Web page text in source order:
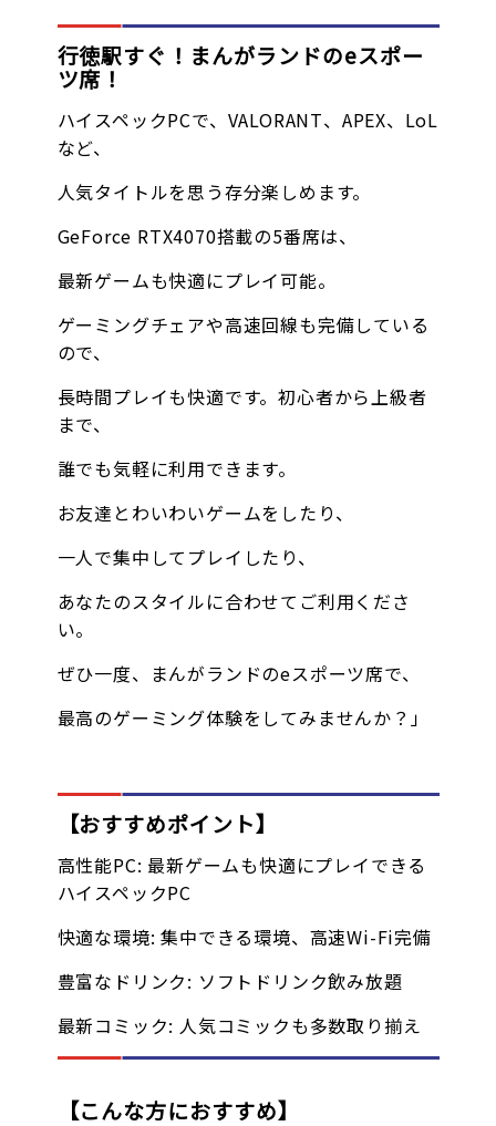
行徳駅すぐ！まんがランドのeスポー
ツ席！
ハイスペックPCで、VALORANT、APEX、LoL
など、
人気タイトルを思う存分楽しめます。
GeForce RTX4070搭載の5番席は、
最新ゲームも快適にプレイ可能。
ゲーミングチェアや高速回線も完備している
ので、
長時間プレイも快適です。初心者から上級者
まで、
誰でも気軽に利用できます。
お友達とわいわいゲームをしたり、
一人で集中してプレイしたり、
あなたのスタイルに合わせてご利用くださ
い。
ぜひ一度、まんがランドのeスポーツ席で、
最高のゲーミング体験をしてみませんか？」
【おすすめポイント】
高性能PC: 最新ゲームも快適にプレイできる
ハイスペックPC
快適な環境: 集中できる環境、高速Wi-Fi完備
豊富なドリンク: ソフトドリンク飲み放題
最新コミック: 人気コミックも多数取り揃え
【こんな方におすすめ】